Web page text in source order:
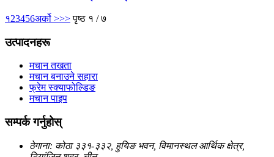
१23456अर्को >>> पृष्ठ १ / ७
उत्पादनहरू
मचान तखता
मचान बनाउने सहारा
फ्रेम स्क्याफोल्डिङ
मचान पाइप
सम्पर्क गर्नुहोस्
ठेगाना: कोठा ३३१-३३२, हुयिङ भवन, विमानस्थल आर्थिक क्षेत्र,